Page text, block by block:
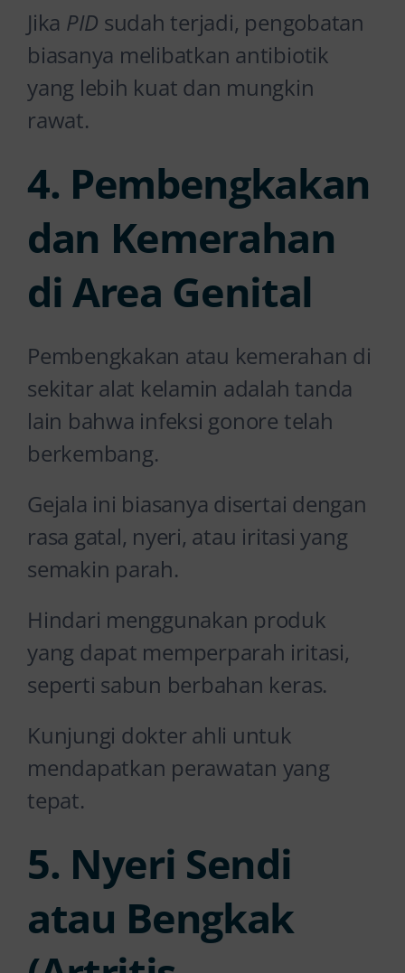
Jika PID sudah terjadi, pengobatan
biasanya melibatkan antibiotik
yang lebih kuat dan mungkin
rawat.
4. Pembengkakan
dan Kemerahan
di Area Genital
Pembengkakan atau kemerahan di
sekitar alat kelamin adalah tanda
lain bahwa infeksi gonore telah
berkembang.
Gejala ini biasanya disertai dengan
rasa gatal, nyeri, atau iritasi yang
semakin parah.
Hindari menggunakan produk
yang dapat memperparah iritasi,
seperti sabun berbahan keras.
Kunjungi dokter ahli untuk
mendapatkan perawatan yang
tepat.
5. Nyeri Sendi
atau Bengkak